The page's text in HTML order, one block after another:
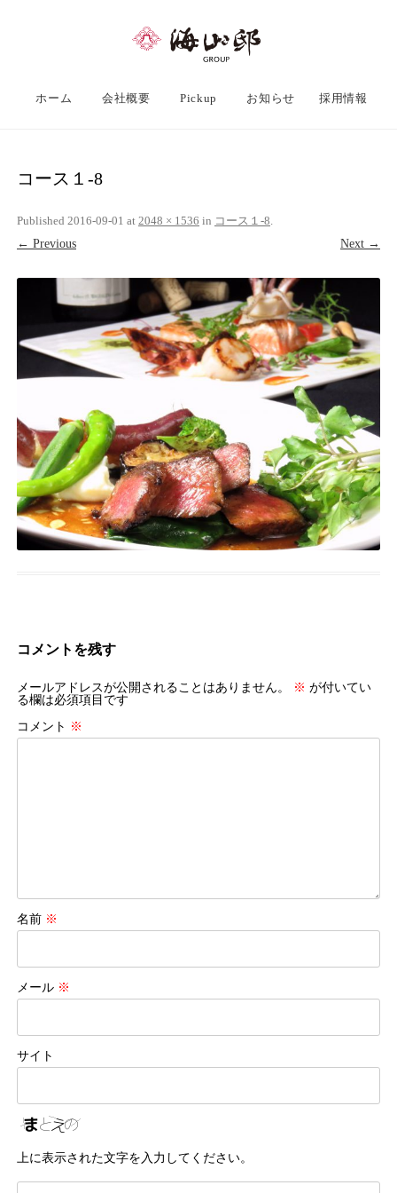
ホーム 会社概要 Pickup お知らせ 採用情報
コース１-8
Published 2016-09-01 at 2048 × 1536 in コース１-8
← Previous
Next →
コメントを残す
メールアドレスが公開されることはありません。 ※ が付いてい
る欄は必須項目です
コメント ※
名前 ※
メール ※
サイト
上に表示された文字を入力してください。